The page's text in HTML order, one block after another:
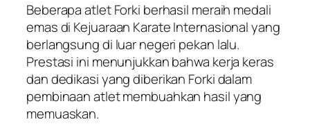
Beberapa atlet Forki berhasil meraih medali
emas di Kejuaraan Karate Internasional yang
berlangsung di luar negeri pekan lalu.
Prestasi ini menunjukkan bahwa kerja keras
dan dedikasi yang diberikan Forki dalam
pembinaan atlet membuahkan hasil yang
memuaskan.